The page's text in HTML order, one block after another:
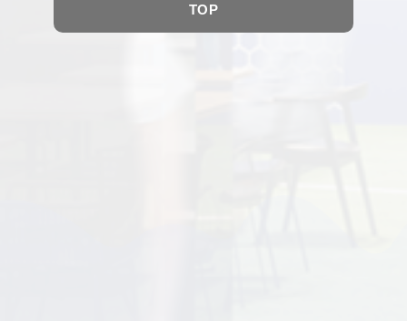
TOP